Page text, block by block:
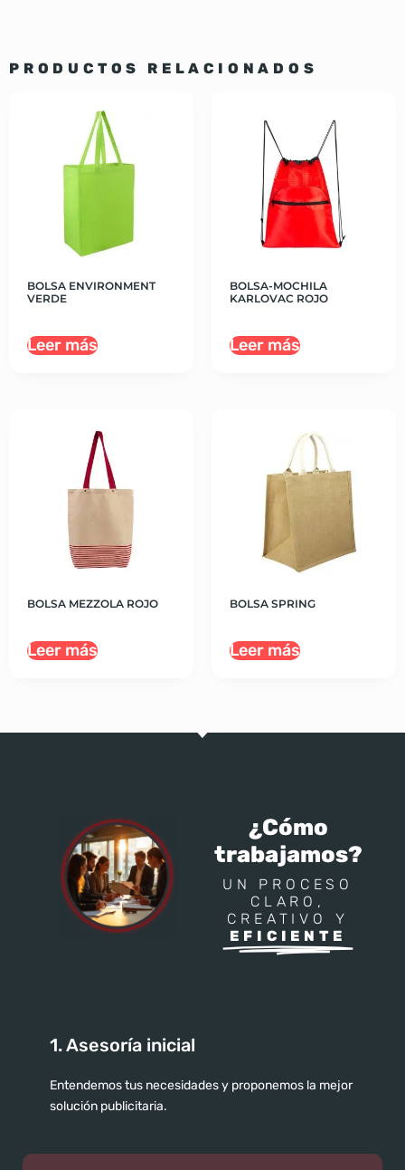
PRODUCTOS RELACIONADOS
BOLSA ENVIRONMENT
VERDE
Leer más
BOLSA-MOCHILA
KARLOVAC ROJO
Leer más
BOLSA MEZZOLA ROJO
Leer más
BOLSA SPRING
Leer más
¿Cómo
trabajamos?
UN PROCESO
CLARO,
CREATIVO Y
EFICIENTE
1. Asesoría inicial
Entendemos tus necesidades y proponemos la mejor
solución publicitaria.